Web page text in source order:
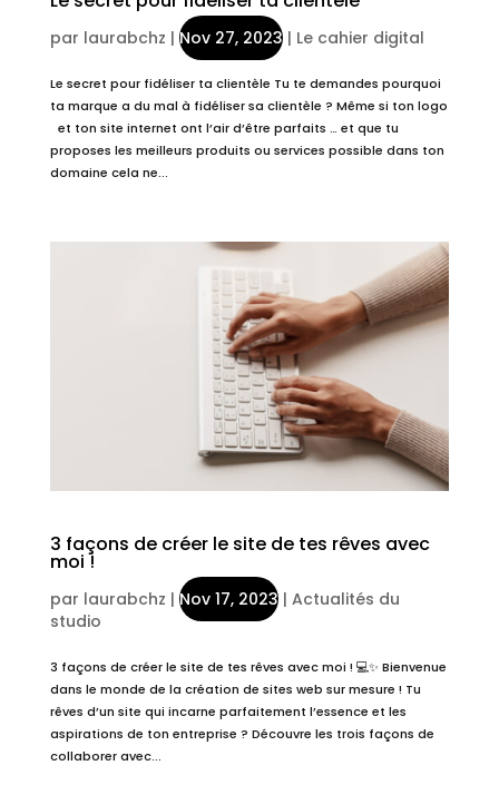
par laurabchz | Nov 27, 2023| Le cahier digital
Le secret pour fidéliser ta clientèle Tu te demandes pourquoi
ta marque a du mal à fidéliser sa clientèle ? Même si ton logo
et ton site internet ont l’air d’être parfaits … et que tu
proposes les meilleurs produits ou services possible dans ton
domaine cela ne...
3 façons de créer le site de tes rêves avec
moi !
par laurabchz | Nov 17, 2023| Actualités du
studio
3 façons de créer le site de tes rêves avec moi ! 💻✨ Bienvenue
dans le monde de la création de sites web sur mesure ! Tu
rêves d’un site qui incarne parfaitement l’essence et les
aspirations de ton entreprise ? Découvre les trois façons de
collaborer avec...